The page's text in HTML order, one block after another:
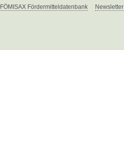
FÖMISAX Fördermitteldatenbank Newsletter